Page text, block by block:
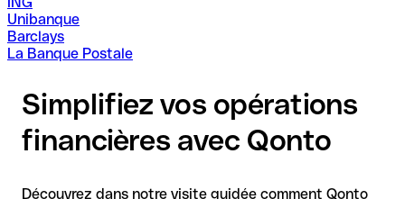
Unibanque
Barclays
La Banque Postale
Simplifiez vos opérations
financières avec Qonto
Découvrez dans notre visite guidée comment Qonto